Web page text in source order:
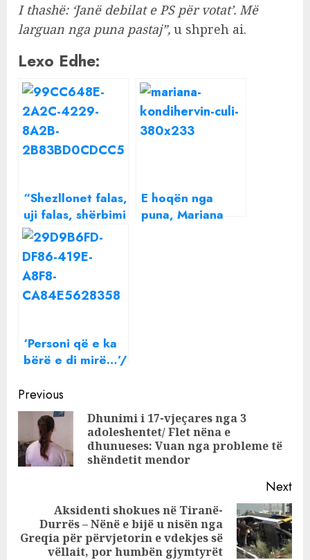
I thashë: ‘Janë debilat e PS për votat’. Më
larguan nga puna pastaj”, u shpreh ai.
Lexo Edhe:
“Shezllonet falas,
uji falas, shërbimi
ç’tju them, pse
nuk ndodh tek
ne?”, gazetarja
shqiptare e
mahnitur me
E hoqën nga
puna, Mariana
‘Personi që e ka
bërë e di mirë…’/
nga puna?
Doktori i Fiksit:
Dëgjoja
gjithmonë një
shprehje
Continue
Reading
Previous
Dhunimi i 17-vjeçares nga 3
adoleshentet/ Flet nëna e
dhunueses: Vuan nga probleme të
shëndetit mendor
Next
Next
post:
Aksidenti shokues në Tiranë-
Durrës – Nënë e bijë u nisën nga
Greqia për përvjetorin e vdekjes së
vëllait, por humbën gjymtyrët